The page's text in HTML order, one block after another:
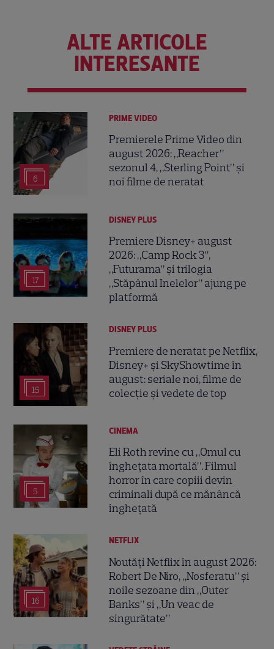
ALTE ARTICOLE
INTERESANTE
6
PRIME VIDEO
Premierele Prime Video din
august 2026: „Reacher”
sezonul 4, „Sterling Point” și
noi filme de neratat
17
DISNEY PLUS
Premiere Disney+ august
2026: „Camp Rock 3”,
„Futurama” și trilogia
„Stăpânul Inelelor” ajung pe
platformă
15
DISNEY PLUS
Premiere de neratat pe Netflix,
Disney+ și SkyShowtime în
august: seriale noi, filme de
colecție și vedete de top
5
CINEMA
Eli Roth revine cu „Omul cu
înghețata mortală”. Filmul
horror în care copiii devin
criminali după ce mănâncă
înghețată
16
NETFLIX
Noutăți Netflix în august 2026:
Robert De Niro, „Nosferatu” și
noile sezoane din „Outer
Banks” și „Un veac de
singurătate”